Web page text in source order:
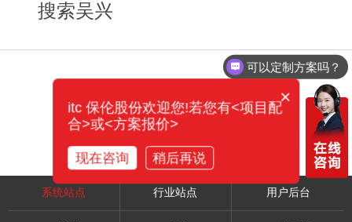
搜索吴兴
系统站点 行业站点 用户后台
可以定制方案吗？
×
itc 保伦股份欢迎您!若您有<项目配
合>或<方案报价>
现在咨询 稍后再说